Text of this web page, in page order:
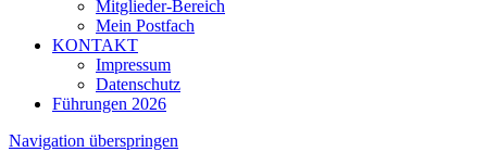
Mitglieder-Bereich
Mein Postfach
KONTAKT
Impressum
Datenschutz
Führungen 2026
Navigation überspringen